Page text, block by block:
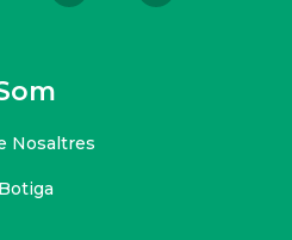
Nosaltres
Botiga